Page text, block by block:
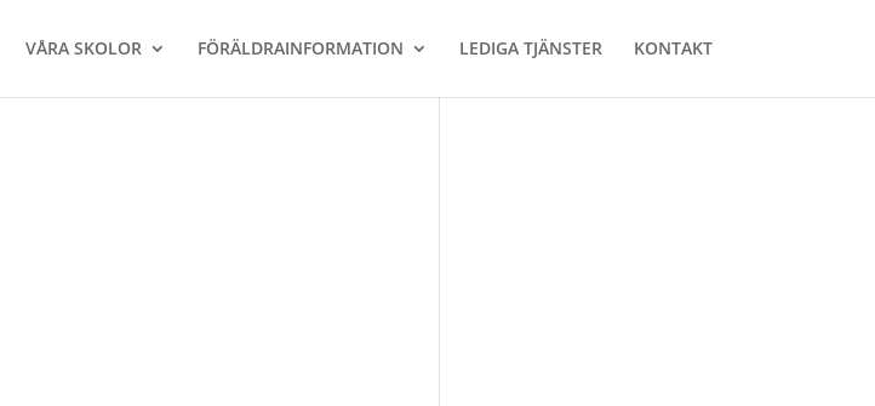
VÅRA SKOLOR FÖRÄLDRAINFORMATION LEDIGA TJÄNSTER KONTAKT